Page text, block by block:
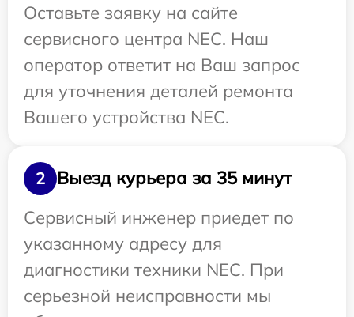
Оставьте заявку на сайте
сервисного центра NEC. Наш
оператор ответит на Ваш запрос
для уточнения деталей ремонта
Вашего устройства NEC.
2
Выезд курьера за 35 минут
Сервисный инженер приедет по
указанному адресу для
диагностики техники NEC. При
серьезной неисправности мы